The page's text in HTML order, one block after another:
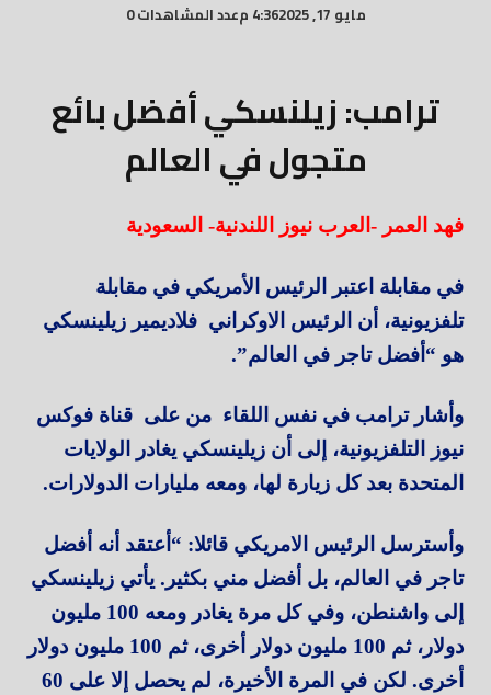
مايو 17, 2025 4:36 م عدد المشاهدات 0
ترامب: زيلنسكي أفضل بائع
متجول في العالم
فهد العمر -العرب نيوز اللندنية- السعودية
في مقابلة اعتبر الرئيس الأمريكي في مقابلة
تلفزيونية، أن الرئيس الاوكراني فلاديمير زيلينسكي
هو “أفضل تاجر في العالم”.
وأشار ترامب في نفس اللقاء من على قناة فوكس
نيوز التلفزيونية، إلى أن زيلينسكي يغادر الولايات
المتحدة بعد كل زيارة لها، ومعه مليارات الدولارات.
وأسترسل الرئيس الامريكي قائلا: “أعتقد أنه أفضل
تاجر في العالم، بل أفضل مني بكثير. يأتي زيلينسكي
إلى واشنطن، وفي كل مرة يغادر ومعه 100 مليون
دولار، ثم 100 مليون دولار أخرى، ثم 100 مليون دولار
أخرى. لكن في المرة الأخيرة، لم يحصل إلا على 60